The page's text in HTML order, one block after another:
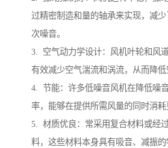
过精密制造和量的轴承来实现，减
次噪音。
3. 空气动力学设计：风机叶轮和风
有效减少空气湍流和涡流，从而降低
4. 节能：许多低噪音风机在降低噪
率，能够在提供所需风量的同时消耗
5. 材质优良：常采用复合材料或经
料，这些材料本身具有吸音、减振